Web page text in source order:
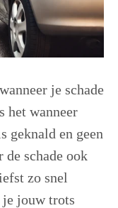
je schade
het wanneer
geknald en geen
de schade ook
zo snel
jouw trots